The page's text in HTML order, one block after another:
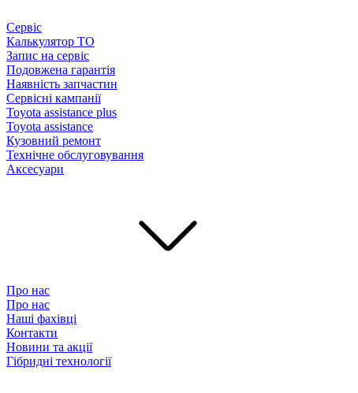
Сервіс
Калькулятор ТО
Запис на сервіс
Подовжена гарантія
Наявність запчастин
Сервісні кампанії
Toyota assistance plus
Toyota assistance
Кузовний ремонт
Технічне обслуговування
Аксесуари
Про нас
Про нас
Наші фахівці
Контакти
Новини та акції
Гібридні технології